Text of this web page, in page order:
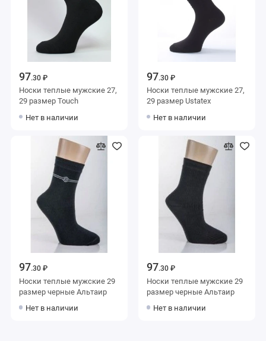
97.30 ₽
Носки теплые мужские 27,
29 размер Touch
Нет в наличии
97.30 ₽
Носки теплые мужские 27,
29 размер Ustatex
Нет в наличии
97.30 ₽
Носки теплые мужские 29
размер черные Альтаир
Нет в наличии
97.30 ₽
Носки теплые мужские 29
размер черные Альтаир
Нет в наличии